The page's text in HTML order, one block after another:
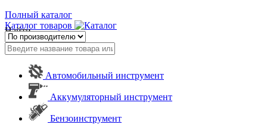
Полный каталог
Каталог товаров
Найти
Автомобильный инструмент
Аккумуляторный инструмент
Бензоинструмент